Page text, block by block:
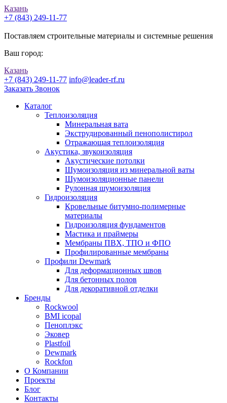
Казань
+7 (843) 249-11-77
Поставляем строительные материалы и системные решения
Ваш город:
Казань
+7 (843) 249-11-77 info@leader-rf.ru
Заказать Звонок
Каталог
Теплоизоляция
Минеральная вата
Экструдированный пенополистирол
Отражающая теплоизоляция
Акустика, звукоизоляция
Акустические потолки
Шумоизоляция из минеральной ваты
Шумоизоляционные панели
Рулонная шумоизоляция
Гидроизоляция
Кровельные битумно-полимерные
материалы
Гидроизоляция фундаментов
Мастика и праймеры
Мембраны ПВХ, ТПО и ФПО
Профилированные мембраны
Профили Dewmark
Для деформационных швов
Для бетонных полов
Для декоративной отделки
Бренды
Rockwool
BMI icopal
Пеноплэкс
Эковер
Plastfoil
Dewmark
Rockfon
О Компании
Проекты
Блог
Контакты